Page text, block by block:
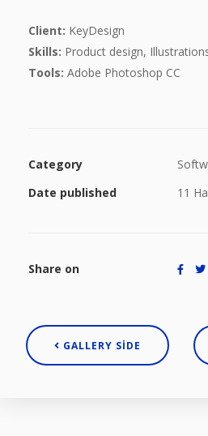
Client: KeyDesign
Skills: Product design,
Tools: Adobe Photoshop CC
Category
Date published
11
Share on
GALLERY SIDE